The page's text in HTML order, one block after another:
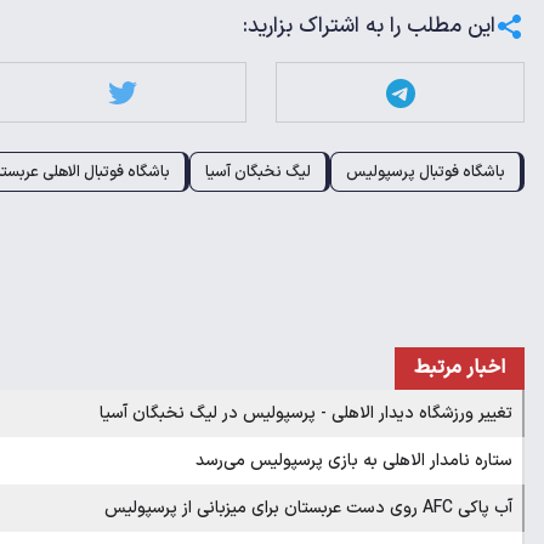
این مطلب را به اشتراک بزارید:
باشگاه فوتبال پرسپولیس لیگ نخبگان آسیا باشگاه فوتبال الاهلی
اخبار مرتبط
​تغییر ورزشگاه دیدار الاهلی - پرسپولیس در لیگ نخبگان آسیا
‌ستاره نامدار الاهلی به بازی پرسپولیس می‌رسد
آب پاکی AFC روی دست عربستان برای میزبانی از پرسپولیس